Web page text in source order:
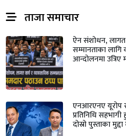
ताजा समाचार
ऐन संशोधन, लागत
सम्मानताका लागि
आन्दोलनमा उत्रिए
एनआरएनए यूरोप
प्रतिनिधि
दोस्रो पुस्ताका